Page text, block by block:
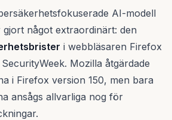
AI-modell
något extraordinärt: den
i webbläsaren Firefox
Mozilla åtgärdade
i Firefox version 150, men bara
ansågs allvarliga nog för